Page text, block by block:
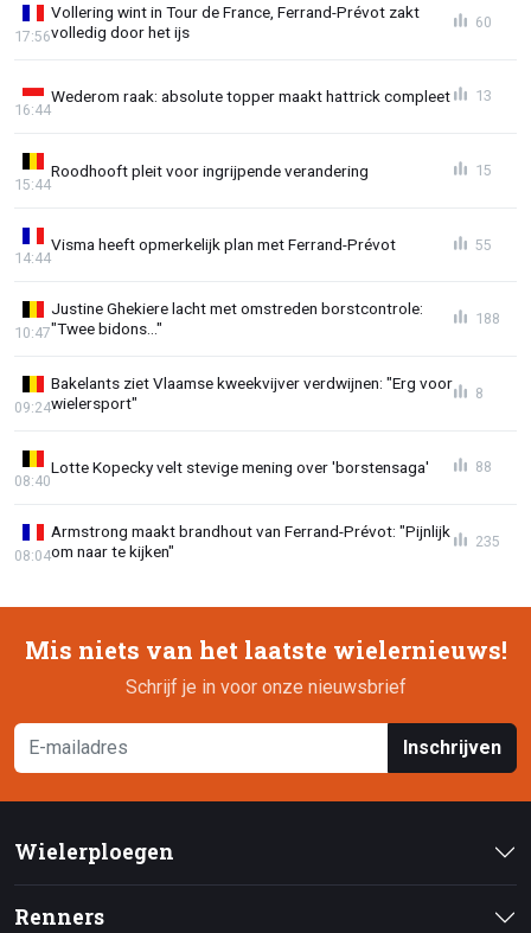
Vollering wint in Tour de France, Ferrand-Prévot zakt
volledig door het ijs
17:56
60
Wederom raak: absolute topper maakt hattrick compleet
16:44
13
Roodhooft pleit voor ingrijpende verandering
15:44
15
Visma heeft opmerkelijk plan met Ferrand-Prévot
14:44
55
Justine Ghekiere lacht met omstreden borstcontrole:
"Twee bidons..."
10:47
188
Bakelants ziet Vlaamse kweekvijver verdwijnen: "Erg voor
wielersport"
09:24
8
Lotte Kopecky velt stevige mening over 'borstensaga'
08:40
88
Armstrong maakt brandhout van Ferrand-Prévot: "Pijnlijk
om naar te kijken"
08:04
235
Mis niets van het laatste wielernieuws!
Schrijf je in voor onze nieuwsbrief
Inschrijven
Wielerploegen
Renners